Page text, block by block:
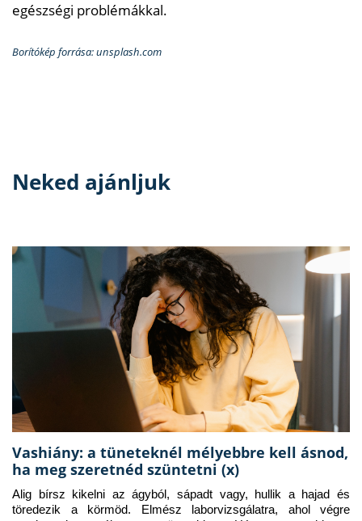
egészségi problémákkal.
Borítókép forrása: unsplash.com
Neked ajánljuk
Vashiány: a tüneteknél mélyebbre kell ásnod,
ha meg szeretnéd szüntetni (x)
Alig bírsz kikelni az ágyból, sápadt vagy, hullik a hajad és
töredezik a körmöd. Elmész laborvizsgálatra, ahol végre